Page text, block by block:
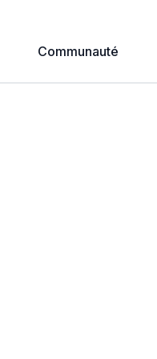
Communauté